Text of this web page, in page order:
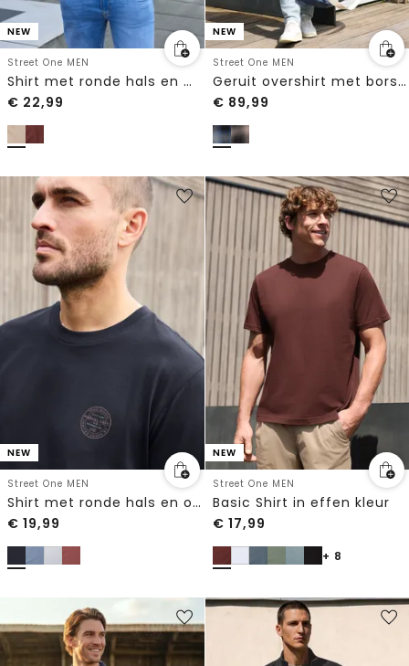
NEW
Street One MEN
Shirt met ronde hals en Wording Artwork
€ 22,99
NEW
Street One MEN
Geruit overshirt met borstzakken
€ 89,99
NEW
Street One MEN
Shirt met ronde hals en opdruk op de borst
€ 19,99
NEW
Street One MEN
Basic Shirt in effen kleur
€ 17,99
+ 8